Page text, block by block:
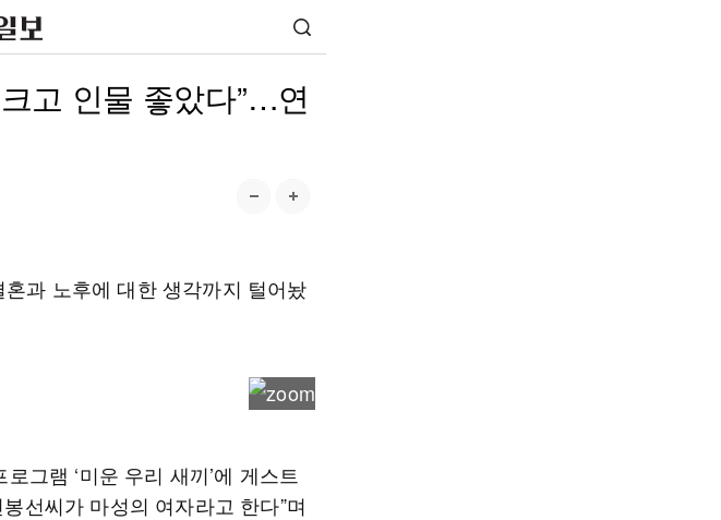
고 인물 좋았다”…연
과 노후에 대한 생각까지 털어놨
그램 ‘미운 우리 새끼’에 게스트
선씨가 마성의 여자라고 한다”며